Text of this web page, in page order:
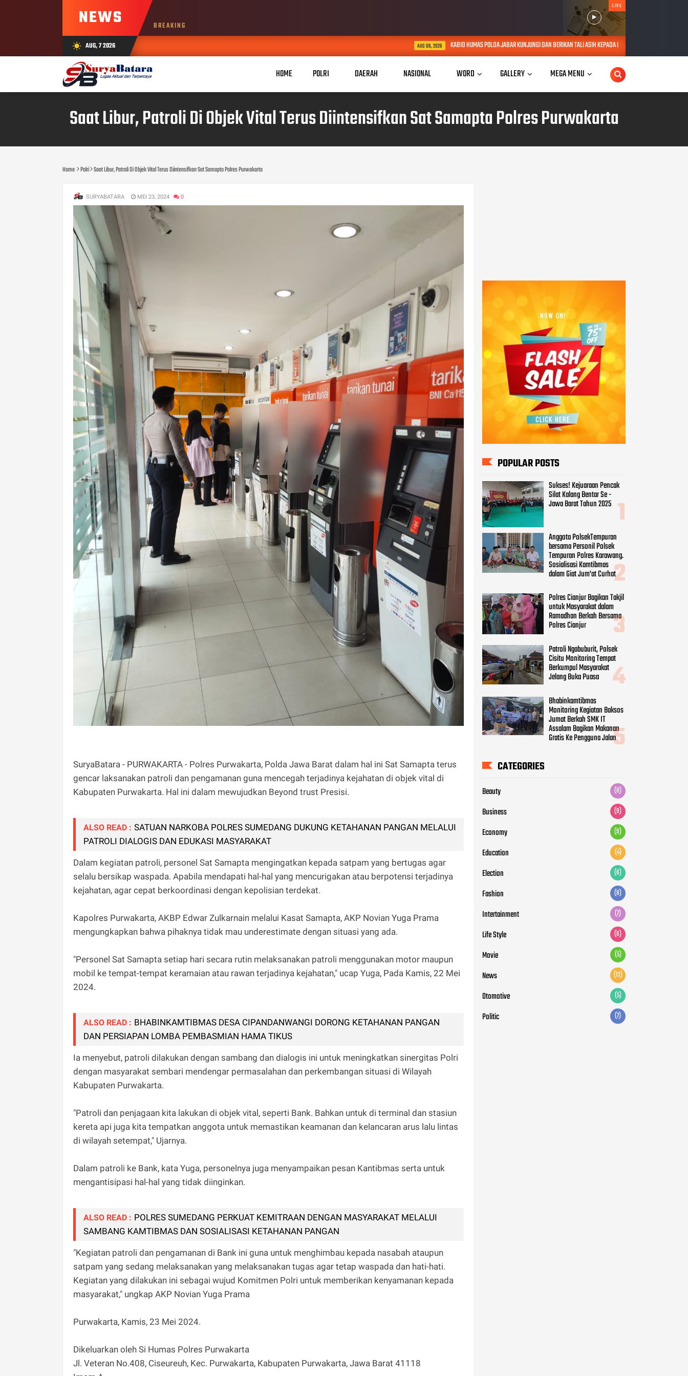
NEWS BREAKING
LIVE
wb_sunny AUG, 7 2026 KABID HUMAS POLDA JABAR KUNJUNGI DAN BERIKAN TALI ASIH KEPADA LANSIA SEBATANG KARA DI JATINANGOR
HOME POLRI DAERAH NASIONAL WORD GALLERY MEGA MENU
Saat Libur, Patroli Di Objek Vital Terus Diintensifkan Sat Samapta Polres Purwakarta
Home Polri Saat Libur, Patroli Di Objek Vital Terus Diintensifkan Sat Samapta Polres Purwakarta
SURYABATARA MEI 23, 2024 0
SuryaBatara - PURWAKARTA - Polres Purwakarta, Polda Jawa Barat dalam hal ini Sat Samapta terus
gencar laksanakan patroli dan pengamanan guna mencegah terjadinya kejahatan di objek vital di
Kabupaten Purwakarta. Hal ini dalam mewujudkan Beyond trust Presisi.
ALSO READ : SATUAN NARKOBA POLRES SUMEDANG DUKUNG KETAHANAN PANGAN MELALUI
PATROLI DIALOGIS DAN EDUKASI MASYARAKAT
Dalam kegiatan patroli, personel Sat Samapta mengingatkan kepada satpam yang bertugas agar
selalu bersikap waspada. Apabila mendapati hal-hal yang mencurigakan atau berpotensi terjadinya
kejahatan, agar cepat berkoordinasi dengan kepolisian terdekat.
Kapolres Purwakarta, AKBP Edwar Zulkarnain melalui Kasat Samapta, AKP Novian Yuga Prama
mengungkapkan bahwa pihaknya tidak mau underestimate dengan situasi yang ada.
"Personel Sat Samapta setiap hari secara rutin melaksanakan patroli menggunakan motor maupun
mobil ke tempat-tempat keramaian atau rawan terjadinya kejahatan," ucap Yuga, Pada Kamis, 22 Mei
2024.
ALSO READ : BHABINKAMTIBMAS DESA CIPANDANWANGI DORONG KETAHANAN PANGAN
DAN PERSIAPAN LOMBA PEMBASMIAN HAMA TIKUS
Ia menyebut, patroli dilakukan dengan sambang dan dialogis ini untuk meningkatkan sinergitas Polri
dengan masyarakat sembari mendengar permasalahan dan perkembangan situasi di Wilayah
Kabupaten Purwakarta.
"Patroli dan penjagaan kita lakukan di objek vital, seperti Bank. Bahkan untuk di terminal dan stasiun
kereta api juga kita tempatkan anggota untuk memastikan keamanan dan kelancaran arus lalu lintas
di wilayah setempat," Ujarnya.
Dalam patroli ke Bank, kata Yuga, personelnya juga menyampaikan pesan Kantibmas serta untuk
mengantisipasi hal-hal yang tidak diinginkan.
ALSO READ : POLRES SUMEDANG PERKUAT KEMITRAAN DENGAN MASYARAKAT MELALUI
SAMBANG KAMTIBMAS DAN SOSIALISASI KETAHANAN PANGAN
"Kegiatan patroli dan pengamanan di Bank ini guna untuk menghimbau kepada nasabah ataupun
satpam yang sedang melaksanakan yang melaksanakan tugas agar tetap waspada dan hati-hati.
Kegiatan yang dilakukan ini sebagai wujud Komitmen Polri untuk memberikan kenyamanan kepada
masyarakat," ungkap AKP Novian Yuga Prama
Purwakarta, Kamis, 23 Mei 2024.
Dikeluarkan oleh Si Humas Polres Purwakarta
Jl. Veteran No.408, Ciseureuh, Kec. Purwakarta, Kabupaten Purwakarta, Jawa Barat 41118
POPULAR POSTS
Sukses! Kejuaraan Pencak
Silat Kalang Bentar Se -
Jawa Barat Tahun 2025
Anggota PolsekTempuran
bersama Personil Polsek
Tempuran Polres Karawang.
Sosialisasi Kamtibmas
dalam Giat Jum'at Curhat
Polres Cianjur Bagikan Takjil
untuk Masyarakat dalam
Ramadhan Berkah Bersama
Polres Cianjur
Patroli Ngabuburit, Polsek
Cisitu Monitoring Tempat
Berkumpul Masyarakat
Jelang Buka Puasa
Bhabinkamtibmas
Monitoring Kegiatan Baksos
Jumat Berkah SMK IT
Assalam Bagikan Makanan
Gratis Ke Pengguna Jalan
CATEGORIES
Beauty (8)
Business (9)
Economy (9)
Education (4)
Election (6)
Fashion (8)
Intertainment (7)
Life Style (6)
Movie (5)
News (12)
Otomotive (5)
Politic (7)